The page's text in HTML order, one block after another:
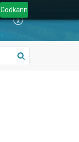
Godkänn